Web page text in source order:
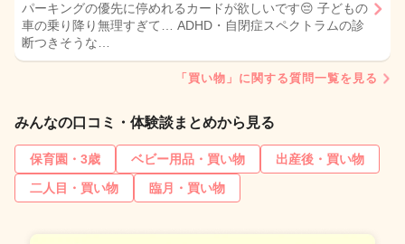
パーキングの優先に停めれるカードが欲しいです😔 子どもの
車の乗り降り無理すぎて… ADHD・自閉症スペクトラムの診
断つきそうな…
「買い物」に関する質問一覧を見る
みんなの口コミ・体験談まとめから見る
保育園・3歳 ベビー用品・買い物
出産後・買い物
二人目・買い物
臨月・買い物